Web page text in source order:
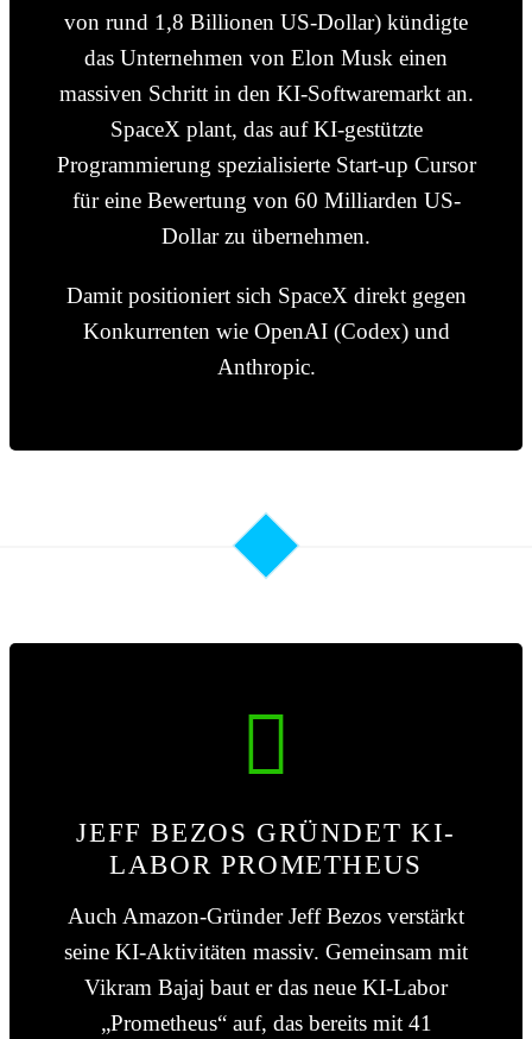
von rund 1,8 Billionen US-Dollar) kündigte
das Unternehmen von Elon Musk einen
massiven Schritt in den KI-Softwaremarkt an.
SpaceX plant, das auf KI-gestützte
Programmierung spezialisierte Start-up Cursor
für eine Bewertung von 60 Milliarden US-
Dollar zu übernehmen.
Damit positioniert sich SpaceX direkt gegen
Konkurrenten wie OpenAI (Codex) und
Anthropic.
JEFF BEZOS GRÜNDET KI-
LABOR PROMETHEUS
Auch Amazon-Gründer Jeff Bezos verstärkt
seine KI-Aktivitäten massiv. Gemeinsam mit
Vikram Bajaj baut er das neue KI-Labor
„Prometheus“ auf, das bereits mit 41